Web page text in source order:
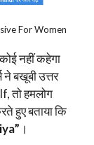
For Women
नहीं कहेगा
बखूबी उत्तर
तो हमलोग
हुए बताया कि
।